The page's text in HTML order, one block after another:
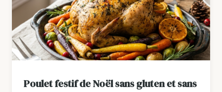
Poulet festif de Noël sans gluten et sans